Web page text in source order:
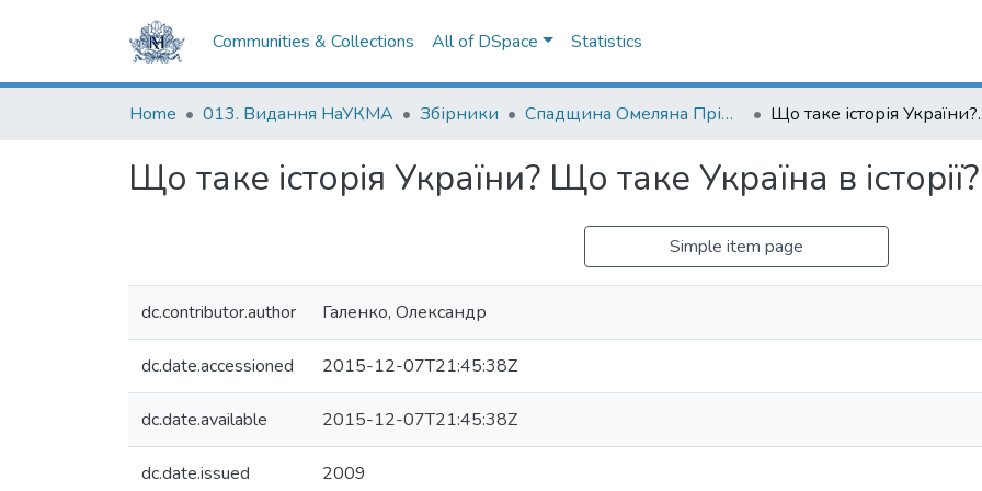
Communities & Collections All of DSpace Statistics
Home 013. Видання НаУКМА Збірники Спадщина Омеляна Пріцака і сучасні гуманітарні науки Що таке
Що таке історія України? Що таке Україна в історії?
Simple item page
dc.contributor.author Галенко, Олександр
dc.date.accessioned 2015-12-07T21:45:38Z
dc.date.available 2015-12-07T21:45:38Z
dc.date.issued 2009